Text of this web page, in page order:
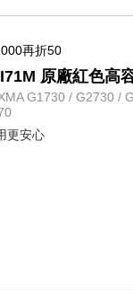
再折50
原廠紅色高
G1730 / G2730 /
更安心